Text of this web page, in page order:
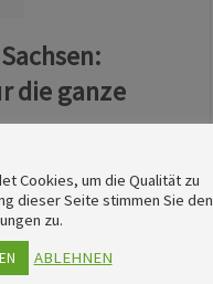
die ganze
Cookies, um die Qualität zu
dieser Seite stimmen Sie den
zu.
ABLEHNEN